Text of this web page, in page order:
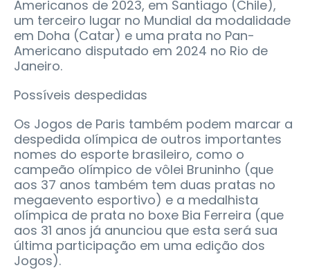
Americanos de 2023, em Santiago (Chile),
um terceiro lugar no Mundial da modalidade
em Doha (Catar) e uma prata no Pan-
Americano disputado em 2024 no Rio de
Janeiro.
Possíveis despedidas
Os Jogos de Paris também podem marcar a
despedida olímpica de outros importantes
nomes do esporte brasileiro, como o
campeão olímpico de vôlei Bruninho (que
aos 37 anos também tem duas pratas no
megaevento esportivo) e a medalhista
olímpica de prata no boxe Bia Ferreira (que
aos 31 anos já anunciou que esta será sua
última participação em uma edição dos
Jogos).